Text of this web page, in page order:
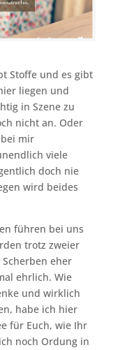
Stoffe und es gibt
liegen und
in Szene zu
nicht an. Oder
mir
viele
doch nie
wird beides
führen bei uns
trotz zweier
eher
ehrlich. Wie
und wirklich
habe ich hier
für Euch, wie Ihr
noch Ordung in